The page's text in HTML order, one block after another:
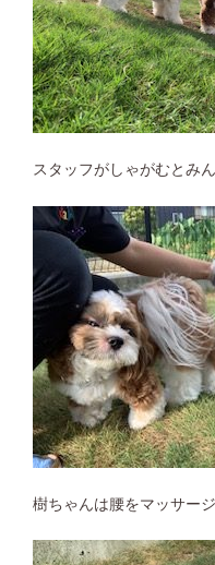
スタッフがしゃがむとみ
樹ちゃんは腰をマッサー